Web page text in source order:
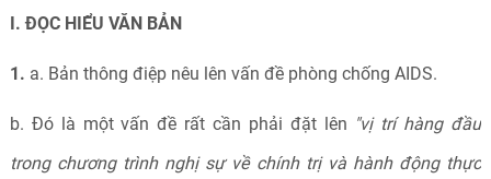
I. ĐỌC HIỂU VĂN BẢN
1. a. Bản thông điệp nêu lên vấn đề phòng chống AIDS.
b. Đó là một vấn đề rất cần phải đặt lên "vị trí hàng đầu
trong chương trình nghị sự về chính trị và hành động thực